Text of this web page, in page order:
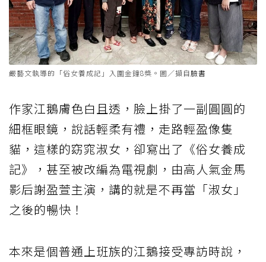
嚴藝文執導的「俗女養成記」入圍金鐘8獎。圖／擷自臉書
作家江鵝膚色白且透，臉上掛了一副圓圓的
細框眼鏡，說話輕柔有禮，走路輕盈像隻
貓，這樣的窈窕淑女，卻寫出了《俗女養成
記》，甚至被改編為電視劇，由高人氣金馬
影后謝盈萱主演，講的就是不再當「淑女」
之後的暢快！
本來是個普通上班族的江鵝接受專訪時說，